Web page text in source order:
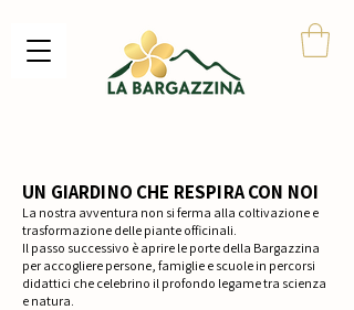
UN GIARDINO CHE RESPIRA CON NOI
La nostra avventura non si ferma alla coltivazione e
trasformazione delle piante officinali.
Il passo successivo è aprire le porte della Bargazzina
per accogliere persone, famiglie e scuole in percorsi
didattici che celebrino il profondo legame tra scienza
e natura.